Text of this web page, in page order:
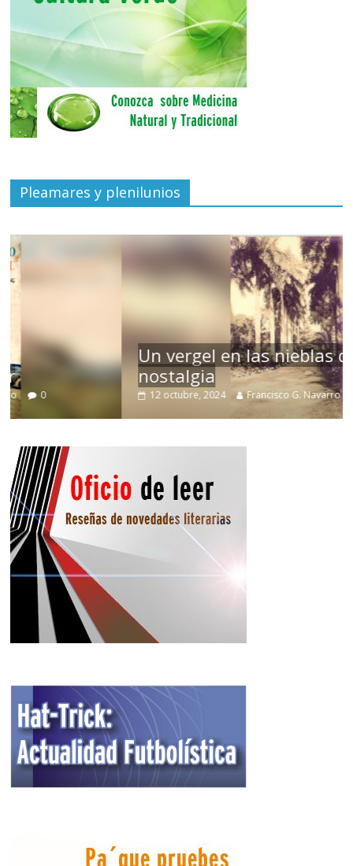
Pleamares y plenilunios
Un vergel en las nieblas de la
nostalgia
12 octubre, 2024 Francisco G. Navarro 0